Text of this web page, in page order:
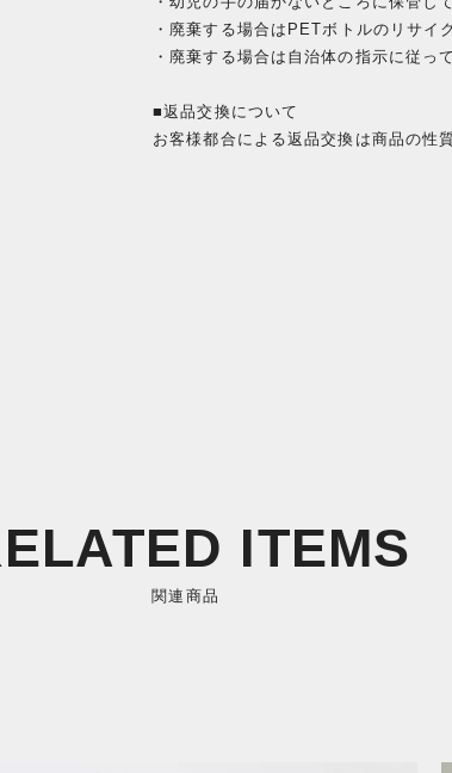
・廃棄する場合はPETボトルのリサイ
・廃棄する場合は自治体の指示に従っ
■返品交換について
お客様都合による返品交換は商品の性
ITEMS
関連商品